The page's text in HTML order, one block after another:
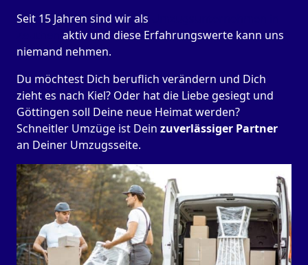
Seit 15 Jahren sind wir als
aktiv und diese Erfahrungswerte kann uns
niemand nehmen.
Du möchtest Dich beruflich verändern und Dich
zieht es nach Kiel? Oder hat die Liebe gesiegt und
Göttingen soll Deine neue Heimat werden?
Schneitler Umzüge ist Dein zuverlässiger Partner
an Deiner Umzugsseite.